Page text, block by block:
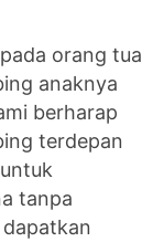
orang tua
anaknya
berharap
terdepan
tanpa